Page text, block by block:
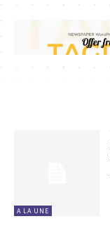
A LA UNE